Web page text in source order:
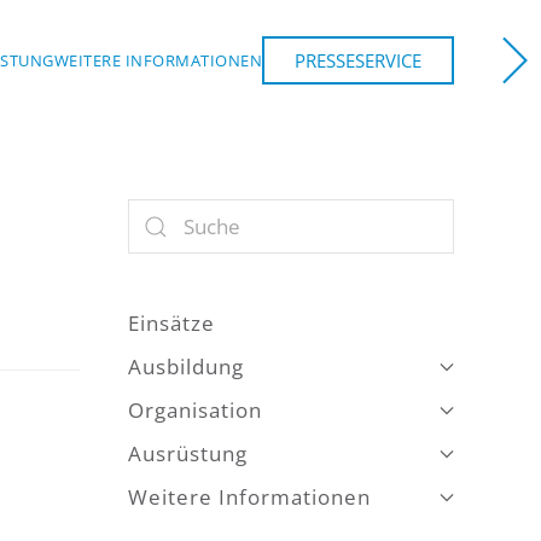
WEITERE INFORMATIONEN PRESSESERVICE
Einsätze
Ausbildung
Organisation
Ausrüstung
Weitere Informationen